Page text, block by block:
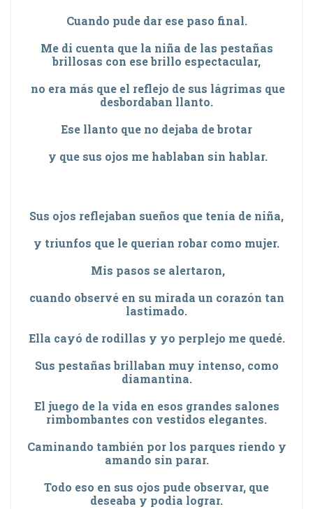
Cuando pude dar ese paso final.
Me di cuenta que la niña de las pestañas
brillosas con ese brillo espectacular,
no era más que el reflejo de sus lágrimas que
desbordaban llanto.
Ese llanto que no dejaba de brotar
y que sus ojos me hablaban sin hablar.
Sus ojos reflejaban sueños que tenía de niña,
y triunfos que le querian robar como mujer.
Mis pasos se alertaron,
cuando observé en su mirada un corazón tan
lastimado.
Ella cayó de rodillas y yo perplejo me quedé.
Sus pestañas brillaban muy intenso, como
diamantina.
El juego de la vida en esos grandes salones
rimbombantes con vestidos elegantes.
Caminando también por los parques riendo y
amando sin parar.
Todo eso en sus ojos pude observar, que
deseaba y podia lograr.